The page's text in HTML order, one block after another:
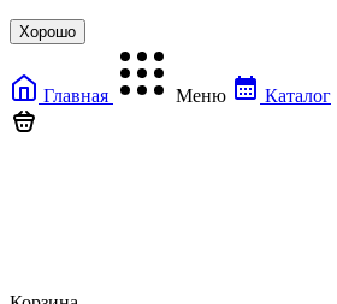
Хорошо
Главная Меню Каталог